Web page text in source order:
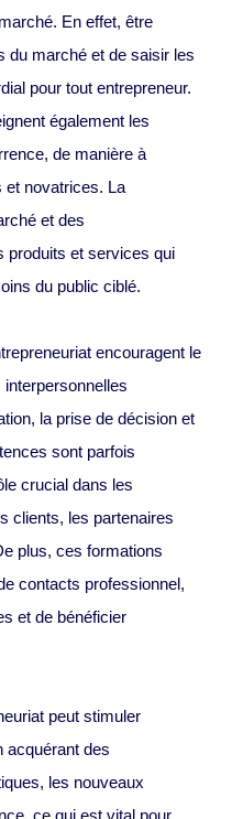
En effet, être
du marché et de saisir les
pour tout entrepreneur.
également les
de manière à
et novatrices. La
et des
produits et services qui
du public ciblé.
encouragent le
la prise de décision et
sont parfois
crucial dans les
clients, les partenaires
plus, ces formations
contacts professionnel,
et de bénéficier
peut stimuler
acquérant des
les nouveaux
ce qui est vital pour